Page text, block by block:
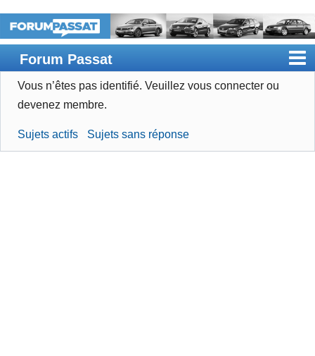
Forum Passat
Accueil
Devenir membre
Vous n’êtes pas identifié. Veuillez vous connecter ou
devenez membre.
Sujets actifs Sujets sans réponse